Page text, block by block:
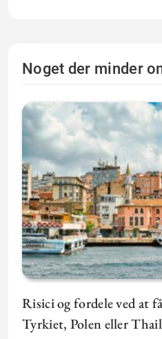
Noget der minder
Risici og fordele ved at
Tyrkiet, Polen eller